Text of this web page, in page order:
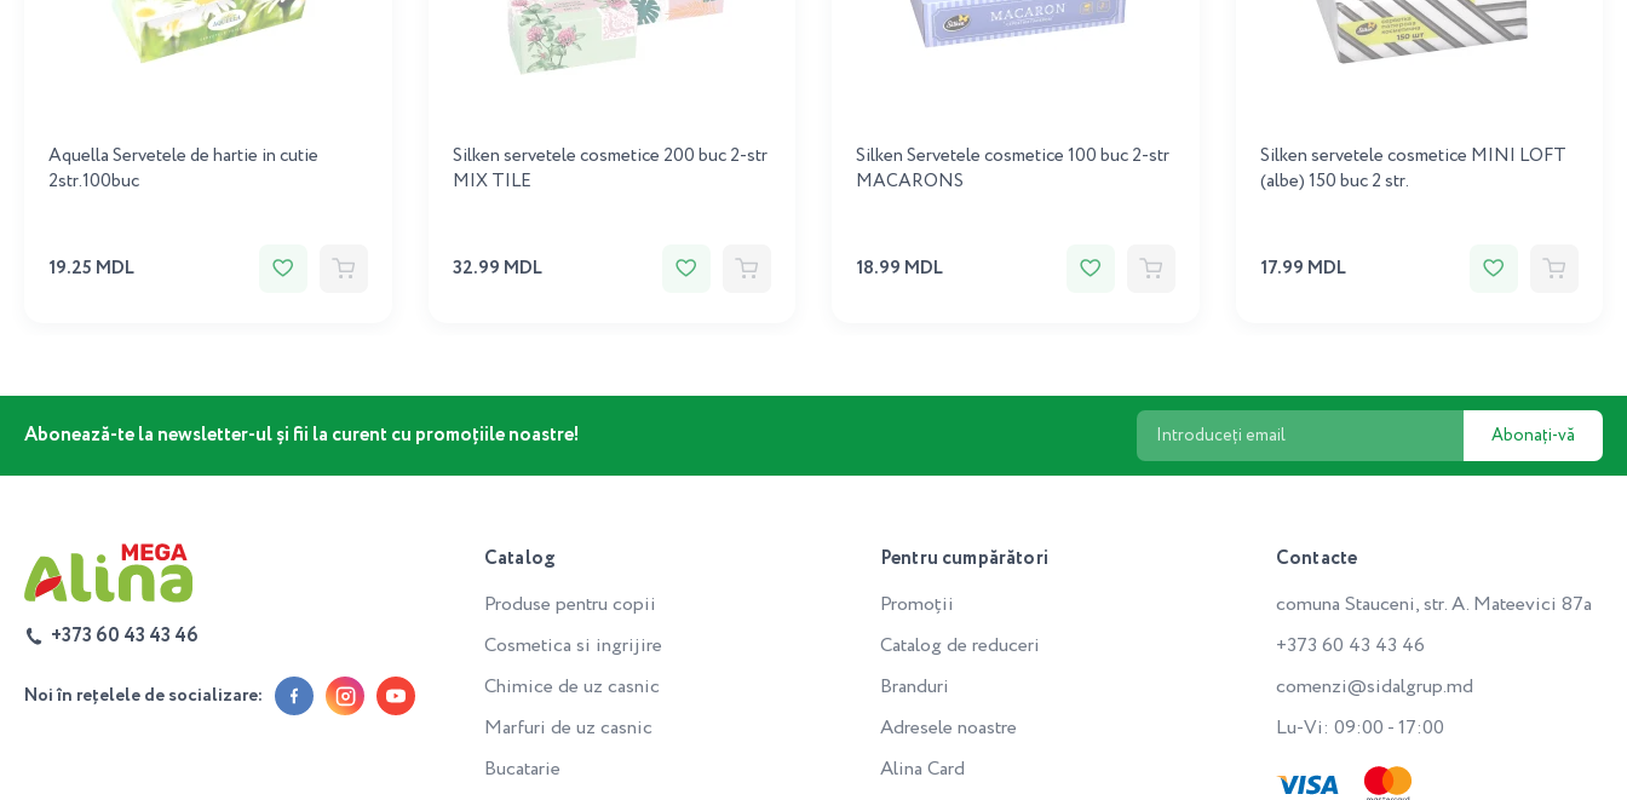
Aquella Servetele de hartie in cutie
2str.100buc
19.25 MDL
Silken servetele cosmetice 200 buc 2-str
MIX TILE
32.99 MDL
Silken Servetele cosmetice 100 buc 2-str
MACARONS
18.99 MDL
Silken servetele cosmetice MINI LOFT
(albe) 150 buc 2 str.
17.99 MDL
Abonează-te la newsletter-ul și fii la curent cu promoțiile noastre! Abonați-vă
+373 60 43 43 46
Noi în rețelele de socializare:
Catalog
Produse pentru copii
Cosmetica si ingrijire
Chimice de uz casnic
Marfuri de uz casnic
Bucatarie
Pentru cumpărători
Promoții
Catalog de reduceri
Branduri
Adresele noastre
Alina Card
Contacte
comuna Stauceni, str. A. Mateevici 87a
+373 60 43 43 46
comenzi@sidalgrup.md
Lu-Vi: 09:00 - 17:00